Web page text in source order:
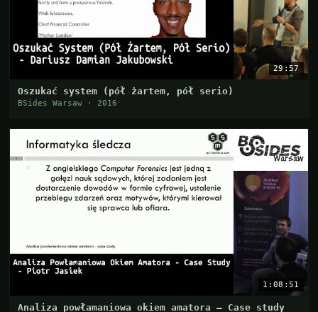
29:57
Oszukać system (pół żartem, pół serio)
BSides Warsaw · 2016
1:08:51
Analiza powłamaniowa okiem amatora — Case study